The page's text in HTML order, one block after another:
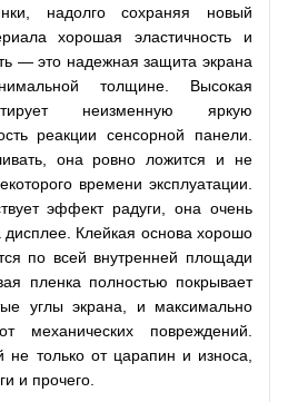
надолго сохраняя новый
хорошая эластичность и
— это надежная защита экрана
толщине. Высокая
неизменную яркую
реакции сенсорной панели.
она ровно ложится и не
времени эксплуатации.
эффект радуги, она очень
дисплее. Клейкая основа хорошо
по всей внутренней площади
пленка полностью покрывает
углы экрана, и максимально
механических повреждений.
не только от царапин и износа,
и прочего.